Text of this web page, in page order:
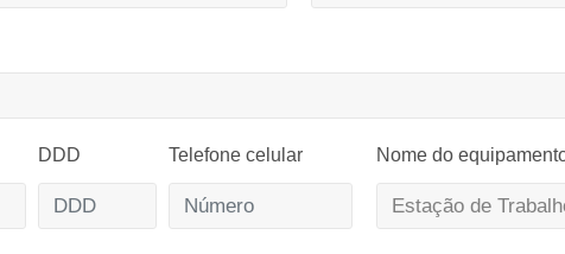
DDD Telefone celular Nome do